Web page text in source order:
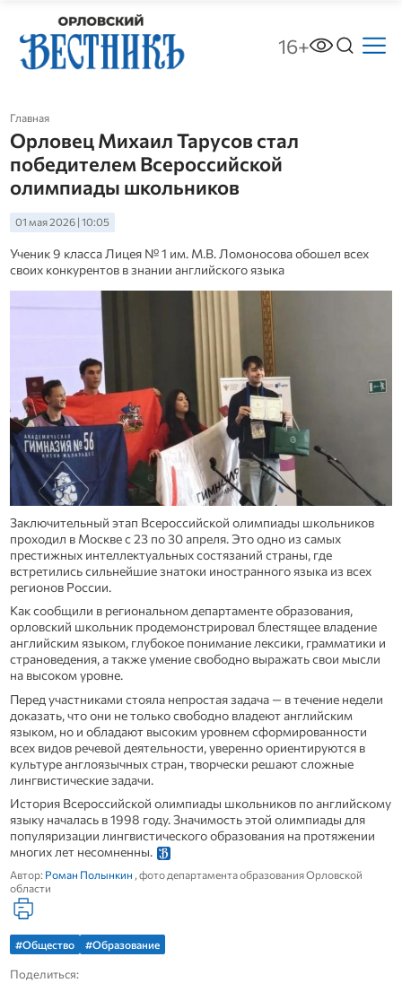
16+
Главная
Орловец Михаил Тарусов стал
победителем Всероссийской
олимпиады школьников
01 мая 2026 | 10:05
Ученик 9 класса Лицея № 1 им. М.В. Ломоносова обошел всех
своих конкурентов в знании английского языка
Заключительный этап Всероссийской олимпиады школьников
проходил в Москве с 23 по 30 апреля. Это одно из самых
престижных интеллектуальных состязаний страны, где
встретились сильнейшие знатоки иностранного языка из всех
регионов России.
Как сообщили в региональном департаменте образования,
орловский школьник продемонстрировал блестящее владение
английским языком, глубокое понимание лексики, грамматики и
страноведения, а также умение свободно выражать свои мысли
на высоком уровне.
Перед участниками стояла непростая задача — в течение недели
доказать, что они не только свободно владеют английским
языком, но и обладают высоким уровнем сформированности
всех видов речевой деятельности, уверенно ориентируются в
культуре англоязычных стран, творчески решают сложные
лингвистические задачи.
История Всероссийской олимпиады школьников по английскому
языку началась в 1998 году. Значимость этой олимпиады для
популяризации лингвистического образования на протяжении
многих лет несомненны.
Автор: Роман Полынкин , фото департамента образования Орловской
области
#Общество #Образование
Поделиться: